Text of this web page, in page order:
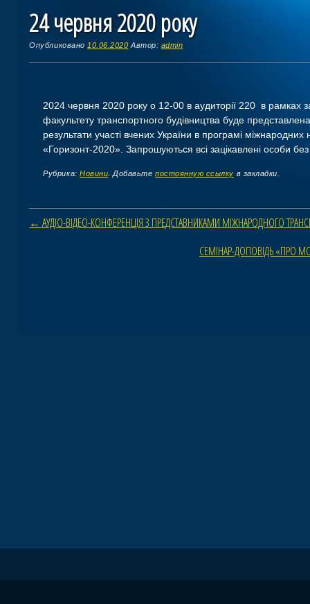
24 червня 2020 року
Опубликовано 10.06.2020 Автор: admin
2024 червня 2020 року о 12-00 в аудиторії 220 в рамках
факультету транспортного будівництва буде
результати участі вчених України в програмі міжнародних
«Горизонт-2020». Запрошуються всі зацікавлені особи
Рубрика:Новини . Добавьтепостоянную ссылку в закладки.
Навигация по статьям
← АУДІО-ВІДЕО-КОНФЕРЕНЦІЯ З ПРЕДСТАВНИКАМИ МІЖНАРОДНОГО
СЕМІНАР-ДОПОВІДЬ «ПРО